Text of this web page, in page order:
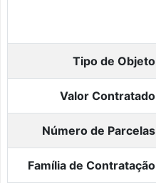
Tipo de Objeto
Valor Contratado
Número de Parcelas
Família de Contratação